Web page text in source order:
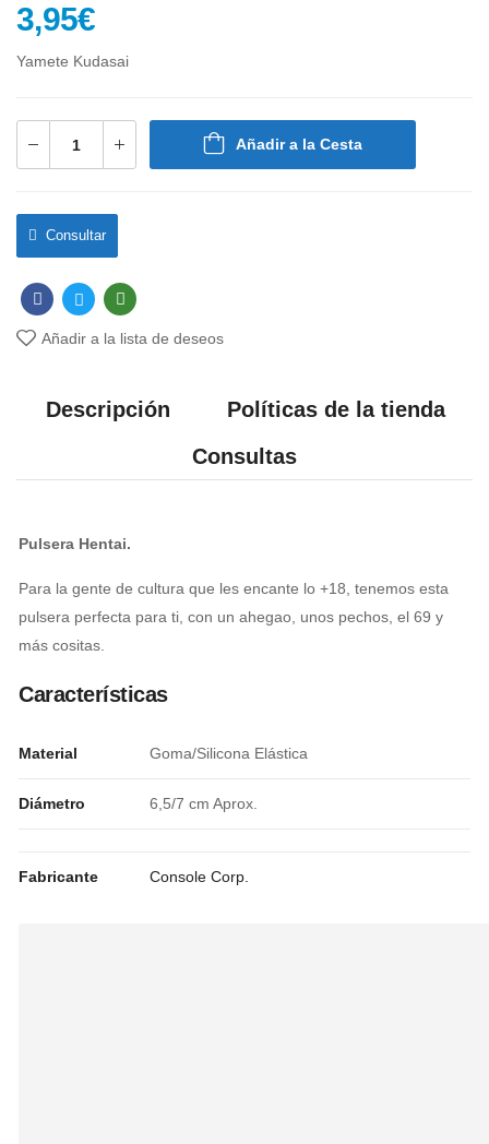
3,95€
Yamete Kudasai
Añadir a la Cesta
Consultar
Añadir a la lista de deseos
Descripción
Políticas de la tienda
Consultas
Pulsera Hentai.
Para la gente de cultura que les encante lo +18, tenemos esta
pulsera perfecta para ti, con un ahegao, unos pechos, el 69 y
más cositas.
Características
Material Goma/Silicona Elástica
Diámetro 6,5/7 cm Aprox.
Fabricante Console Corp.